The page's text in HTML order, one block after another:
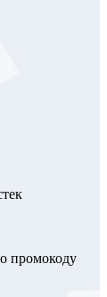
промокоду